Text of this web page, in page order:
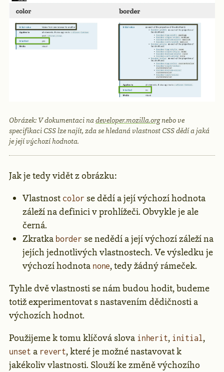
Obrázek: V dokumentaci nadeveloper.mozilla.orgnebo ve
specifikaci CSS lze najít, zda se hledaná vlastnost CSS dědí a jaká
je její výchozí hodnota.
Jak je tedy vidět z obrázku:
Vlastnost color se dědí a její výchozí hodnota
záleží na definici v prohlížeči. Obvykle je ale
černá.
Zkratka border se nedědí a její výchozí záleží na
jejích jednotlivých vlastnostech. Ve výsledku je
výchozí hodnota none, tedy žádný rámeček.
Tyhle dvě vlastnosti se nám budou hodit, budeme
totiž experimentovat s nastavením dědičnosti a
výchozích hodnot.
Použijeme k tomu klíčová slova inherit, initial,
unset a revert, které je možné nastavovat k
jakékoliv vlastnosti. Slouží ke změně výchozího